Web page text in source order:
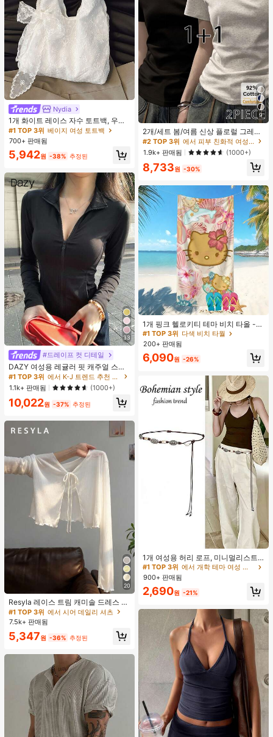
Nydia
1개 화이트 레이스 자수 토트백, 우아
한 리본 숄더백, 로맨틱 대용량 여성
데일리 쇼핑 여행 핸드백
#1 TOP 3위 베이지 여성 토트백
거의 매진!
#1 TOP 3위 베이지 여성 토트백
거의 매진!
#1 TOP 3위 베이지 여성 토트백
거의 매진!
#1 TOP 3위
베이지 여성 토트백
700+ 판매됨
5,942원 -38% 추정된
33
#드레이프 컷 디테일
DAZY 여성용 레귤러 핏 캐주얼 스포
츠 지퍼업 봄버 재킷, 봄, 가을 여성 의
류 여성 코트
#1 TOP 3위
2.2k+ 명 "좋은 원단 소재"
#1 TOP 3위
에서 K-J 트렌드 추천 상품 여성 아우터웨어
2.2k+ 명 "좋은 원단 소재"
#1 TOP 3위
에서 K-J 트렌드 추천 상품 여성 아우터웨어
2.2k+ 명 "좋은 원단 소재"
#1 TOP 3위
에서 K-J 트렌드 추천 상품 여성 아우터웨어
2.2k+ 명 "좋은 원단 소재"
1.1k+ 판매됨 (1000+)
10,022원 -37% 추정된
20
Resyla 레이스 트림 캐미솔 드레스 커
버 업, 여성용 긴소매 니트 시어 커버
업 탑, 여름
에서 시어 데일리 셔츠
770+ 명 "여름옷"
#1 TOP 3위 에서 시어 데일리 셔츠
770+ 명 "여름옷"
#1 TOP 3위 에서 시어 데일리 셔츠
770+ 명 "여름옷"
#1 TOP 3위
에서 시어 데일리 셔츠
770+ 명 "여름옷"
7.5k+ 판매됨
5,347원 -36% 추정된
9
2개/세트 봄/여름 신상 플로럴 그레이
+ 블랙 반팔 티셔츠, 여성 슬림핏 솔리
드 컬러 언더셔츠 캐주얼
#2 TOP 3위
에서 피부 친화적 여성 상의, 블라우스 & 티
50+ 명 "좋은 원단 소재"
높은 재방문 고객
#2 TOP 3위
에서 피부 친화적 여성 상의, 블라우스 & 티
50+ 명 "좋은 원단 소재"
높은 재방문 고객
#2 TOP 3위
에서 피부 친화적 여성 상의, 블라우스 & 티
50+ 명 "좋은 원단 소재"
높은 재방문 고객
#2 TOP 3위
에서 피부 친화적 여성 상의, 블라우스 & 티
50+ 명 "좋은 원단 소재"
높은 재방문 고객
1.9k+ 판매됨 (1000+)
8,733원 -30%
1개 핑크 헬로키티 테마 비치 타올 -
해변, 수영, 야외 캠핑 및 여행을 위해
디자인된 필수 카툰 테마 아이템. 이
오버사이즈 비치 타올은 흡수력이 뛰
어나고 빠르게 건조되어 여행, 수영장
놀이 또는 가정 목욕에 이상적인 선택
#1 TOP 3위 다색 비치 타월
거의 매진!
#1 TOP 3위 다색 비치 타월
거의 매진!
#1 TOP 3위 다색 비치 타월
거의 매진!
#1 TOP 3위
다색 비치 타월
200+ 판매됨
6,090원 -26%
1개 여성용 허리 로프, 미니멀리스트
보헤미안 패션 매듭 허리 벨트, 드레
스, 캐주얼 팬츠와 함께 일상 착용에
적합한 장식용 허리 액세서리
거의 매진!
#1 TOP 3위
에서 개학 테마 여성 벨트 및 벨트 액세서리
거의 매진!
#1 TOP 3위
에서 개학 테마 여성 벨트 및 벨트 액세서리
거의 매진!
#1 TOP 3위
900+ 판매됨
2,690원 -21%